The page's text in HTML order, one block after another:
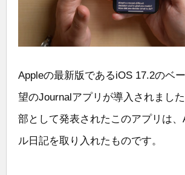
Appleの最新版であるiOS 17.2のベ
望のJournalアプリが導入されまし
部として発表されたこのアプリは、
ル日記を取り入れたものです。